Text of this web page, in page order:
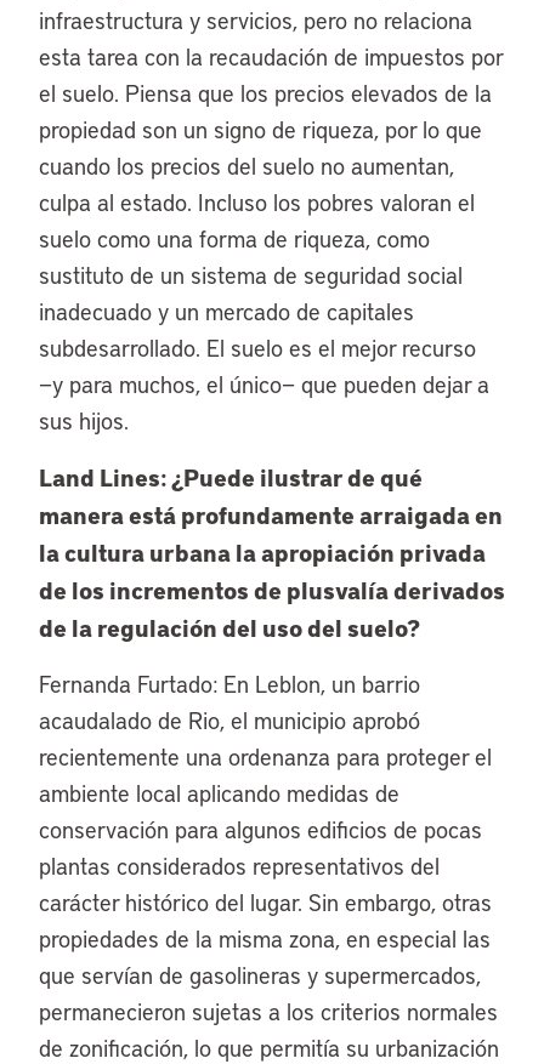
infraestructura y servicios, pero no relaciona
esta tarea con la recaudación de impuestos por
el suelo. Piensa que los precios elevados de la
propiedad son un signo de riqueza, por lo que
cuando los precios del suelo no aumentan,
culpa al estado. Incluso los pobres valoran el
suelo como una forma de riqueza, como
sustituto de un sistema de seguridad social
inadecuado y un mercado de capitales
subdesarrollado. El suelo es el mejor recurso
−y para muchos, el único− que pueden dejar a
sus hijos.
Land Lines: ¿Puede ilustrar de qué
manera está profundamente arraigada en
la cultura urbana la apropiación privada
de los incrementos de plusvalía derivados
de la regulación del uso del suelo?
Fernanda Furtado: En Leblon, un barrio
acaudalado de Rio, el municipio aprobó
recientemente una ordenanza para proteger el
ambiente local aplicando medidas de
conservación para algunos edificios de pocas
plantas considerados representativos del
carácter histórico del lugar. Sin embargo, otras
propiedades de la misma zona, en especial las
que servían de gasolineras y supermercados,
permanecieron sujetas a los criterios normales
de zonificación, lo que permitía su urbanización